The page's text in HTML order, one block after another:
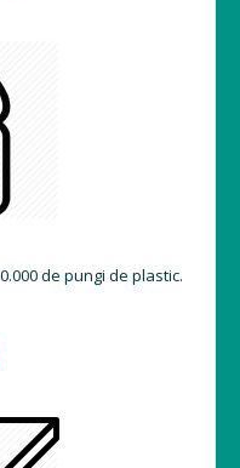
de pungi de plastic.